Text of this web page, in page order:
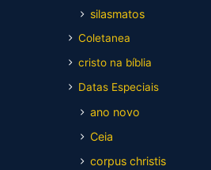
silasmatos
Coletanea
cristo na bíblia
Datas Especiais
ano novo
Ceia
corpus christis